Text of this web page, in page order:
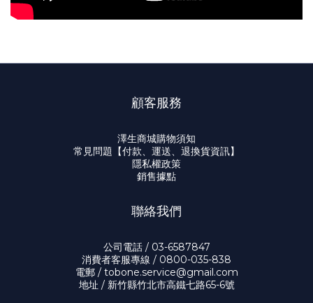
顧客服務
澤生商城購物須知
常見問題【付款、運送、退換貨資訊】
隱私權政策
銷售據點
聯絡我們
公司電話 / 03-6587847
消費者客服專線 / 0800-035-838
電郵 / tobone.service@gmail.com
地址 / 新竹縣竹北市高鐵七路65-6號